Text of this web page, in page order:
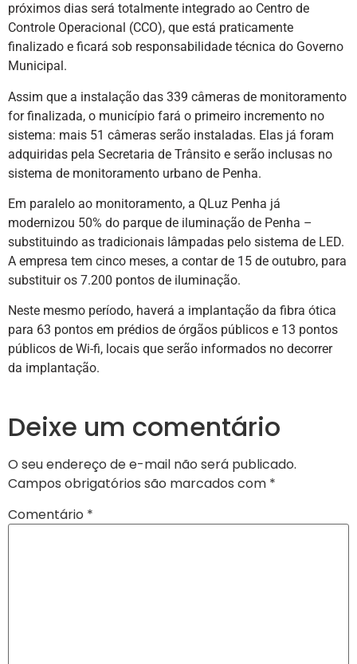
próximos dias será totalmente integrado ao Centro de
Controle Operacional (CCO), que está praticamente
finalizado e ficará sob responsabilidade técnica do Governo
Municipal.
Assim que a instalação das 339 câmeras de monitoramento
for finalizada, o município fará o primeiro incremento no
sistema: mais 51 câmeras serão instaladas. Elas já foram
adquiridas pela Secretaria de Trânsito e serão inclusas no
sistema de monitoramento urbano de Penha.
Em paralelo ao monitoramento, a QLuz Penha já
modernizou 50% do parque de iluminação de Penha –
substituindo as tradicionais lâmpadas pelo sistema de LED.
A empresa tem cinco meses, a contar de 15 de outubro, para
substituir os 7.200 pontos de iluminação.
Neste mesmo período, haverá a implantação da fibra ótica
para 63 pontos em prédios de órgãos públicos e 13 pontos
públicos de Wi-fi, locais que serão informados no decorrer
da implantação.
Deixe um comentário
O seu endereço de e-mail não será publicado.
Campos obrigatórios são marcados com *
Comentário *